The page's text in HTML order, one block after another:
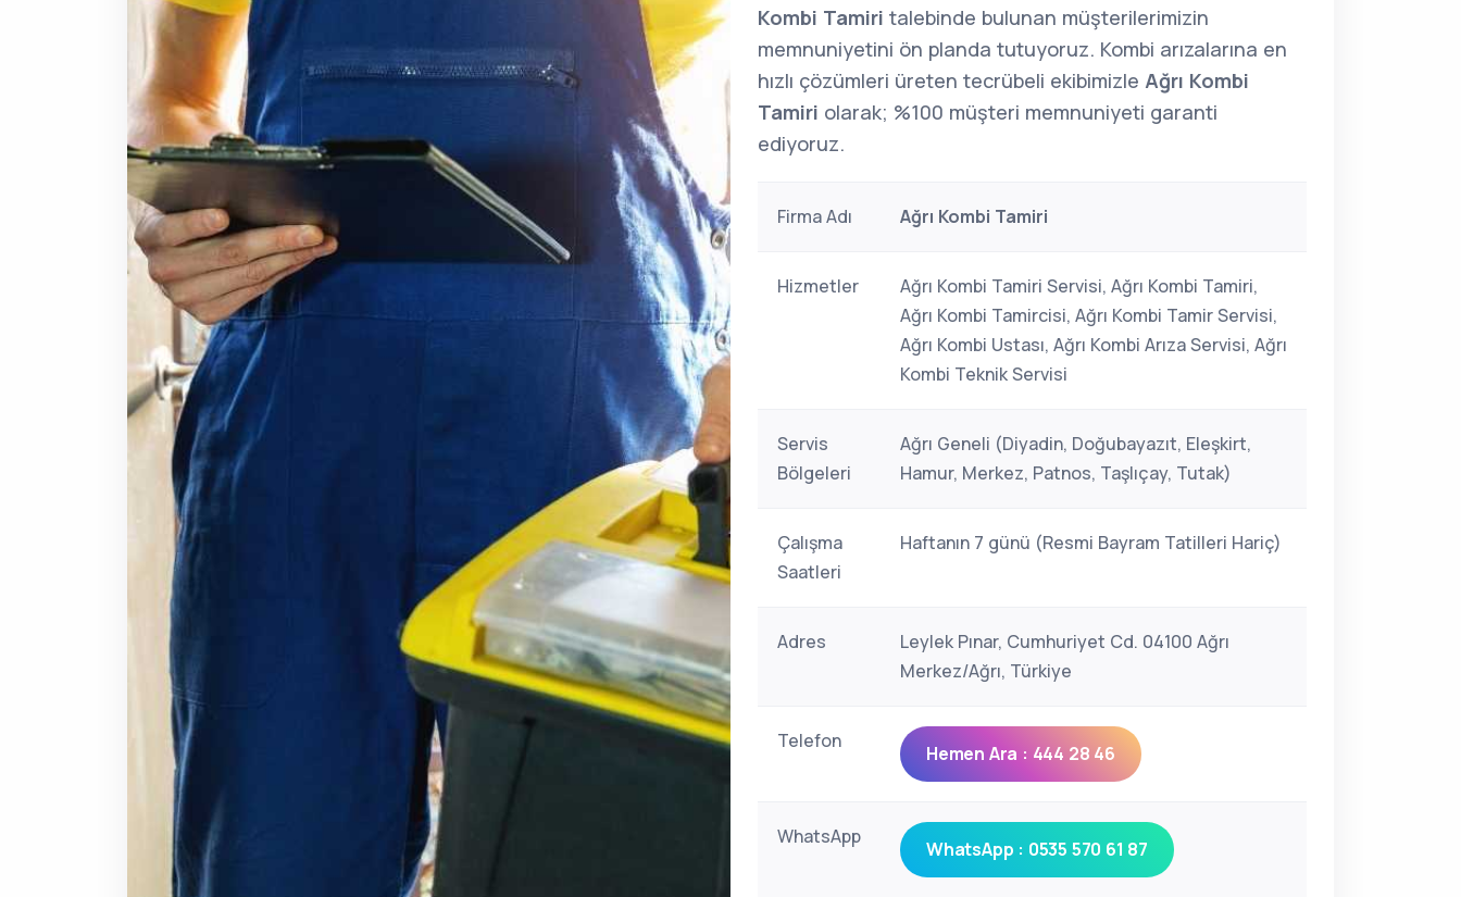
Kombi Tamiri talebinde bulunan müşterilerimizin
memnuniyetini ön planda tutuyoruz. Kombi arızalarına en
hızlı çözümleri üreten tecrübeli ekibimizle Ağrı Kombi
Tamiri olarak; %100 müşteri memnuniyeti garanti
ediyoruz.
Firma Adı Ağrı Kombi Tamiri
Hizmetler
Ağrı Kombi Tamiri Servisi, Ağrı Kombi Tamiri,
Ağrı Kombi Tamircisi, Ağrı Kombi Tamir Servisi,
Ağrı Kombi Ustası, Ağrı Kombi Arıza Servisi, Ağrı
Kombi Teknik Servisi
Servis
Bölgeleri
Ağrı Geneli (Diyadin, Doğubayazıt, Eleşkirt,
Hamur, Merkez, Patnos, Taşlıçay, Tutak)
Çalışma
Saatleri
Haftanın 7 günü (Resmi Bayram Tatilleri Hariç)
Adres
Leylek Pınar, Cumhuriyet Cd. 04100 Ağrı
Merkez/Ağrı, Türkiye
Telefon
Hemen Ara : 444 28 46
WhatsApp
WhatsApp : 0535 570 61 87